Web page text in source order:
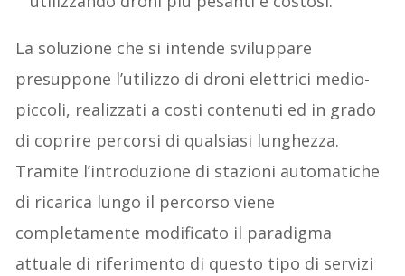
La soluzione che si intende sviluppare
presuppone l’utilizzo di droni elettrici medio-
piccoli, realizzati a costi contenuti ed in grado
di coprire percorsi di qualsiasi lunghezza.
Tramite l’introduzione di stazioni automatiche
di ricarica lungo il percorso viene
completamente modificato il paradigma
attuale di riferimento di questo tipo di servizi